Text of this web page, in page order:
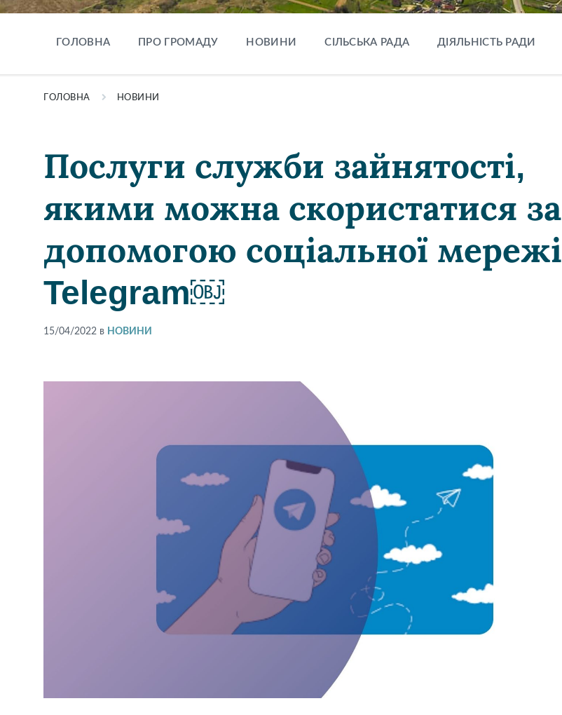
ГОЛОВНА ПРО ГРОМАДУ НОВИНИ СІЛЬСЬКА РАДА ДІЯЛЬНІСТЬ РАДИ
ГОЛОВНА НОВИНИ
Послуги служби зайнятості,
якими можна скористатися за
допомогою соціальної мережі
Telegram￼
15/04/2022 в НОВИНИ